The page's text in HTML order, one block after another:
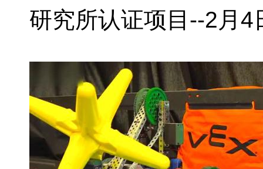
研究所认证项目--2月4